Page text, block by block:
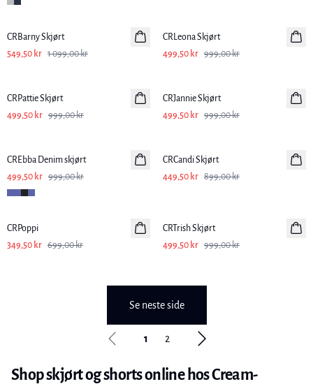
-50%
CRBarny Skjørt
549,50 kr 1 099,00 kr
CRLeona Skjørt
499,50 kr 999,00 kr
CRPattie Skjørt
499,50 kr 999,00 kr
CRJannie Skjørt
499,50 kr 999,00 kr
CREbba Denim skjørt
499,50 kr 999,00 kr
CRCandi Skjørt
449,50 kr 899,00 kr
-50%
CRPoppi
349,50 kr 699,00 kr
CRTrish Skjørt
499,50 kr 999,00 kr
Se neste side
1 2
Shop skjørt og shorts online hos Cream-